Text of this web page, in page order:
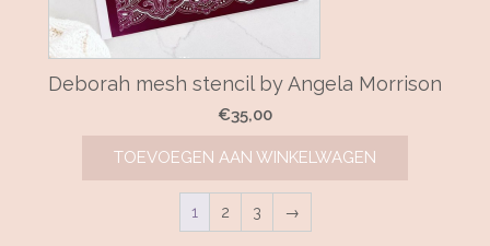
Deborah mesh stencil by Angela Morrison
€35,00
TOEVOEGEN AAN WINKELWAGEN
1 2 3 →